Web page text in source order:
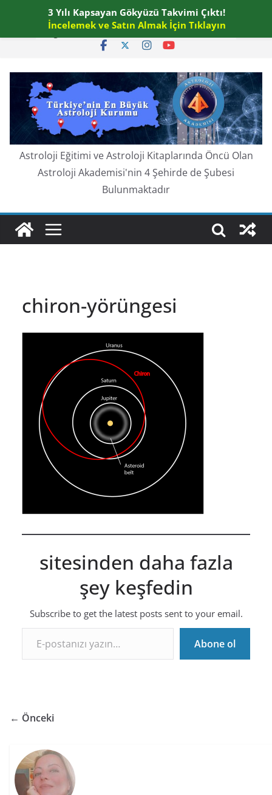
content
Cumartesi, Ağustos 8, 2026
Astroloji Eğitimi ve Astroloji Kitaplarında Öncü Olan
Astroloji Akademisi'nin 4 Şehirde de Şubesi
Bulunmaktadır
chiron-yörüngesi
sitesinden daha fazla
şey keşfedin
Subscribe to get the latest posts sent to your email.
E-postanızı yazın…
Abone ol
← Önceki
3 Yılı Kapsayan Gökyüzü Takvimi Çıktı!
İncelemek ve Satın Almak İçin Tıklayın